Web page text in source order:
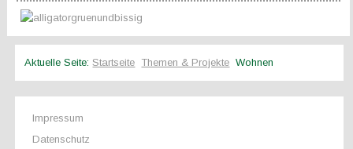
Aktuelle Seite:Startseite Themen & Projekte Wohnen
Impressum
Datenschutz